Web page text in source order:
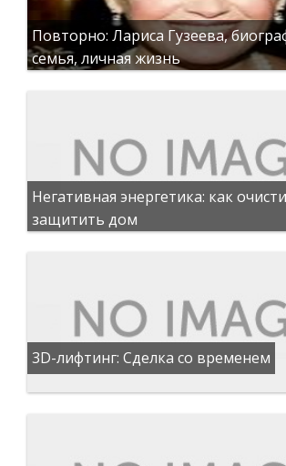
Повторно: Лариса Гузеева,
семья, личная жизнь
Негативная энергетика: как
защитить дом
3D-лифтинг: Сделка со временем